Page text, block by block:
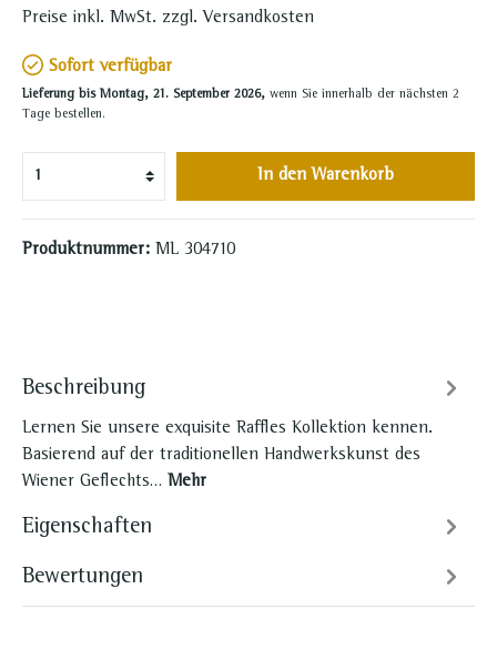
Preise inkl. MwSt. zzgl. Versandkosten
Sofort verfügbar
Lieferung bis Montag, 21. September 2026, wenn Sie innerhalb der nächsten 2
Tage bestellen.
In den Warenkorb
Produktnummer: ML 304710
Beschreibung
Lernen Sie unsere exquisite Raffles Kollektion kennen.
Basierend auf der traditionellen Handwerkskunst des
Wiener Geflechts… Mehr
Eigenschaften
Bewertungen